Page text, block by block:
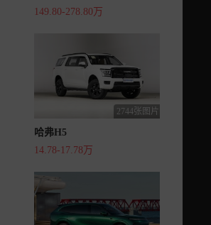
149.80-278.80万
2744张图片
哈弗H5
14.78-17.78万